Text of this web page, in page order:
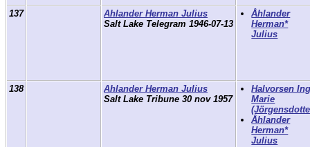
137
Ahlander Herman Julius
Salt Lake Telegram 1946-07-13
Åhlander
Herman*
Julius
138
Ahlander Herman Julius
Salt Lake Tribune 30 nov 1957
Halvorsen
Marie
Åhlander
Herman*
Julius